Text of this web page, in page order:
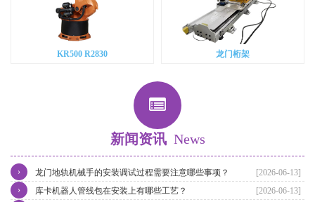
KR500 R2830 龙门桁架
新闻资讯 News
[2026-06-13]
龙门地轨机械手的安装调试过程需要注意哪些事项？
›
[2026-06-13]
库卡机器人管线包在安装上有哪些工艺？
›